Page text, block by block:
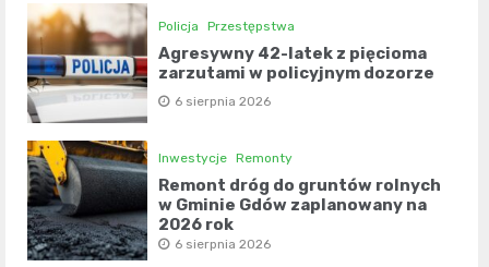
Policja Przestępstwa
Agresywny 42-latek z pięcioma
zarzutami w policyjnym dozorze
6 sierpnia 2026
Inwestycje Remonty
Remont dróg do gruntów rolnych
w Gminie Gdów zaplanowany na
2026 rok
6 sierpnia 2026